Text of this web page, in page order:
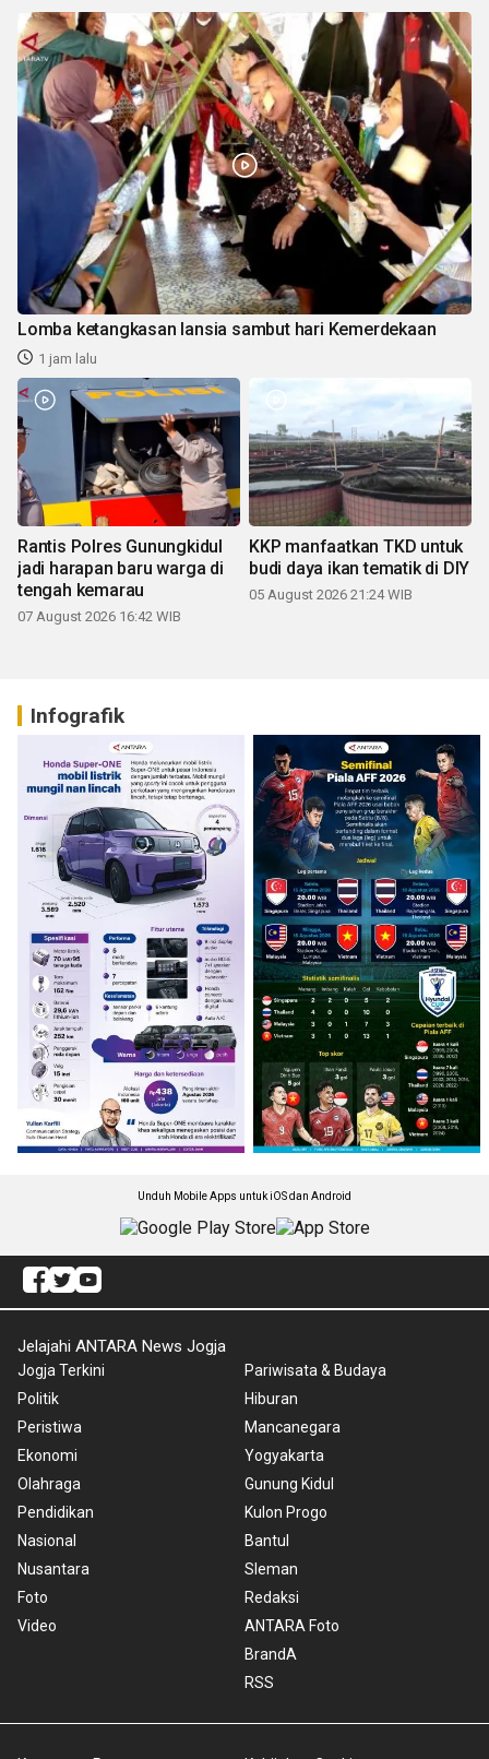
Lomba ketangkasan lansia sambut hari Kemerdekaan
1 jam lalu
Rantis Polres Gunungkidul
jadi harapan baru warga di
tengah kemarau
07 August 2026 16:42 WIB
KKP manfaatkan TKD untuk
budi daya ikan tematik di DIY
05 August 2026 21:24 WIB
Infografik
Unduh Mobile Apps untuk iOS dan Android
Jelajahi ANTARA News Jogja
Jogja Terkini
Politik
Peristiwa
Ekonomi
Olahraga
Pendidikan
Nasional
Nusantara
Foto
Video
Pariwisata & Budaya
Hiburan
Mancanegara
Yogyakarta
Gunung Kidul
Kulon Progo
Bantul
Sleman
Redaksi
ANTARA Foto
BrandA
RSS